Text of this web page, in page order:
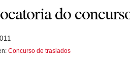
do
Concurso de traslados